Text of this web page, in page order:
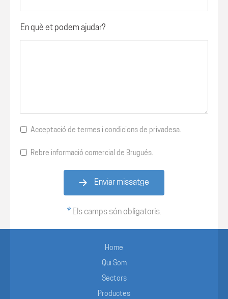
En què et podem ajudar?
Acceptació de termes i condicions de privadesa.
Rebre informació comercial de Brugués.
Enviar missatge
*Els camps són obligatoris.
Home
Qui Som
Sectors
Productes